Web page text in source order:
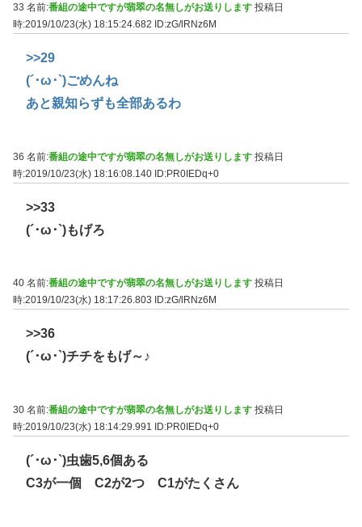
33 名前:番組の途中ですが翡翠の名無しがお送りします 投稿日
時:2019/10/23(水) 18:15:24.682
ID:zG/lRNz6M
>>29
(´･ω･`)ごめんね
あと親知らずも全部あるわ
36 名前:番組の途中ですが翡翠の名無しがお送りします 投稿日
時:2019/10/23(水) 18:16:08.140 ID:PR0IEDq+0
>>33
(´･ω･`)もげろ
40 名前:番組の途中ですが翡翠の名無しがお送りします 投稿日
時:2019/10/23(水) 18:17:26.803
ID:zG/lRNz6M
>>36
(´･ω･`)チチをもげ～♪
30 名前:番組の途中ですが翡翠の名無しがお送りします 投稿日
時:2019/10/23(水) 18:14:29.991 ID:PR0IEDq+0
(´･ω･`)虫歯5,6個ある
C3が一個 C2が2つ C1がたくさん